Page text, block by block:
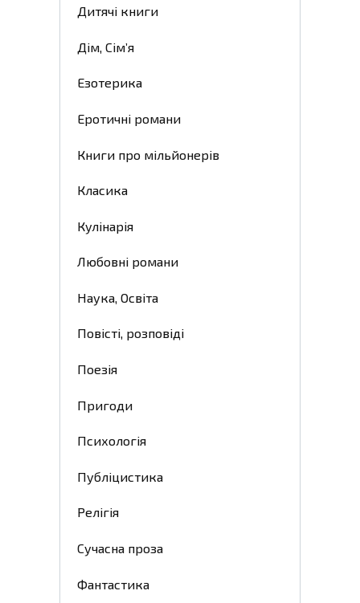
Дитячі книги
Дім, Сім’я
Езотерика
Еротичні романи
Книги про мільйонерів
Класика
Кулінарія
Любовні романи
Наука, Освіта
Повісті, розповіді
Поезія
Пригоди
Психологія
Публіцистика
Релігія
Сучасна проза
Фантастика